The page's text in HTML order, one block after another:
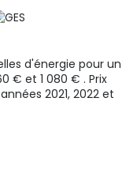
d'énergie pour un
€ et 1 080 € . Prix
2021, 2022 et